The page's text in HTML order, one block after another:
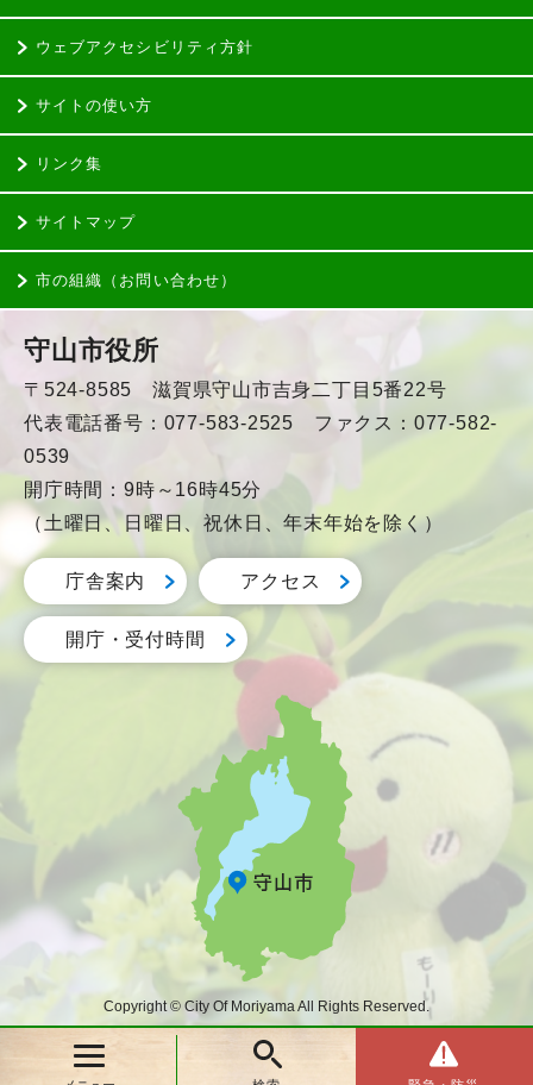
ウェブアクセシビリティ方針
サイトの使い方
リンク集
サイトマップ
市の組織（お問い合わせ）
守山市役所
〒524-8585 滋賀県守山市吉身二丁目5番22号
代表電話番号：077-583-2525 ファクス：077-582-
0539
開庁時間：9時～16時45分
（土曜日、日曜日、祝休日、年末年始を除く）
庁舎案内 アクセス
開庁・受付時間
Copyright © City Of Moriyama All Rights Reserved.